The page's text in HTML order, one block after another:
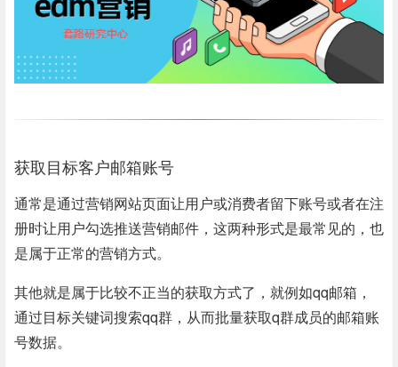
获取目标客户邮箱账号
通常是通过营销网站页面让用户或消费者留下账号或者在注
册时让用户勾选推送营销邮件，这两种形式是最常见的，也
是属于正常的营销方式。
其他就是属于比较不正当的获取方式了，就例如qq邮箱，
通过目标关键词搜索qq群，从而批量获取q群成员的邮箱账
号数据。